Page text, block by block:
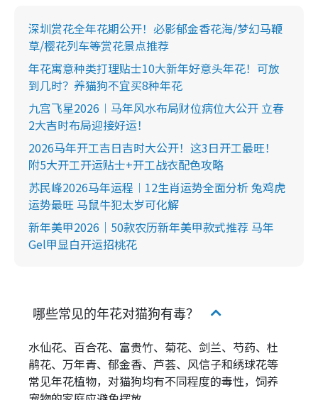
深圳赏花全年花期公开！必影郁金香花海/梦幻马鞭
草/樱花列车等赏花景点推荐
年花寓意种类打理贴士10大新年好意头年花！可放
到几时？养猫狗不宜买8种年花
九宫飞星2026︱马年风水布局财位病位大公开 立春
2大吉时布局迎接好运！
2026马年开工吉日吉时大公开！这3日开工最旺！
附5大开工开运贴士+开工战衣配色攻略
苏民峰2026马年运程︱12生肖运势全面分析 兔鸡虎
运势最旺 马鼠牛犯太岁可化解
新年美甲2026｜50款农历新年美甲款式推荐 马年
Gel甲显白开运招桃花
哪些常见的年花对猫狗有毒？
水仙花、百合花、富贵竹、菊花、剑兰、芍药、杜
鹃花、万年青、郁金香、芦荟、风信子和绣球花等
常见年花植物，对猫狗均有不同程度的毒性，饲养